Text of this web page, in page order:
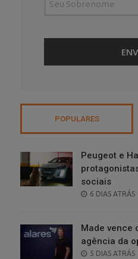
POPULARES
Peugeot e
sociais
POSTED
6 DIAS ATRÁS
Made vence
agência da
POSTED
5 DIAS ATRÁS